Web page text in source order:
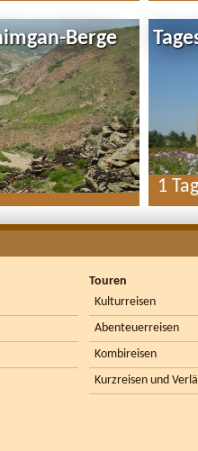
Berge
1 Tag
Touren
Kulturreisen
Abenteuerreisen
Kombireisen
Kurzreisen und